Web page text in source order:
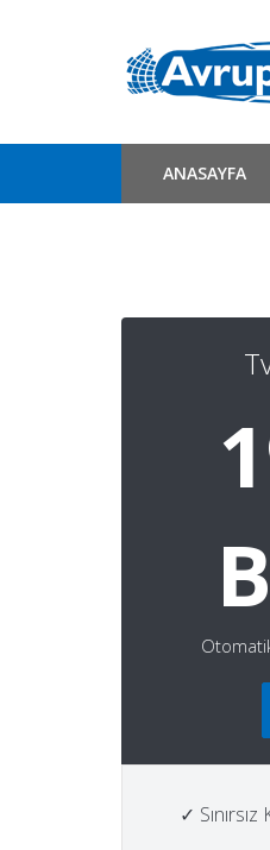
ANASAYFA
✓